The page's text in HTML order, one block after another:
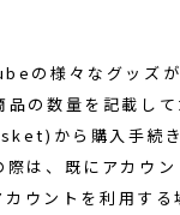
の様々なグッズが
品の数量を記載し
から購入手続
際は、既にアカウ
ウントを利用する